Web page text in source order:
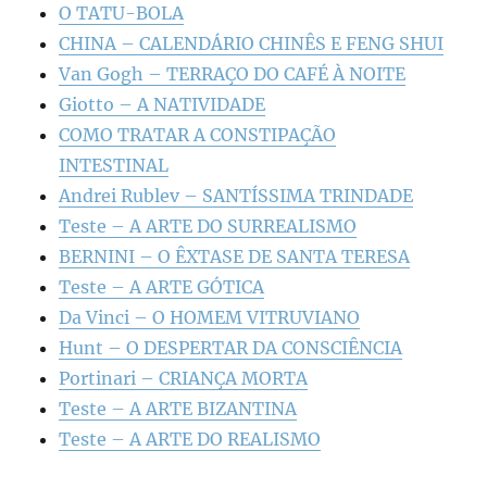
O TATU-BOLA
CHINA – CALENDÁRIO CHINÊS E FENG SHUI
Van Gogh – TERRAÇO DO CAFÉ À NOITE
Giotto – A NATIVIDADE
COMO TRATAR A CONSTIPAÇÃO
INTESTINAL
Andrei Rublev – SANTÍSSIMA TRINDADE
Teste – A ARTE DO SURREALISMO
BERNINI – O ÊXTASE DE SANTA TERESA
Teste – A ARTE GÓTICA
Da Vinci – O HOMEM VITRUVIANO
Hunt – O DESPERTAR DA CONSCIÊNCIA
Portinari – CRIANÇA MORTA
Teste – A ARTE BIZANTINA
Teste – A ARTE DO REALISMO